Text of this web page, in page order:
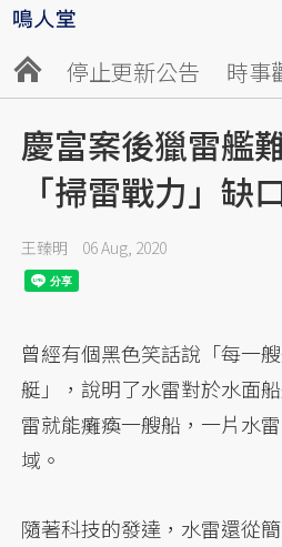
停止更新公告 時事
慶富案後獵雷艦
「掃雷戰力」缺
王臻明 06 Aug, 2020
曾經有個黑色笑話說「每一
艇」，說明了水雷對於水面
雷就能癱瘓一艘船，一片水
域。
隨著科技的發達，水雷還從